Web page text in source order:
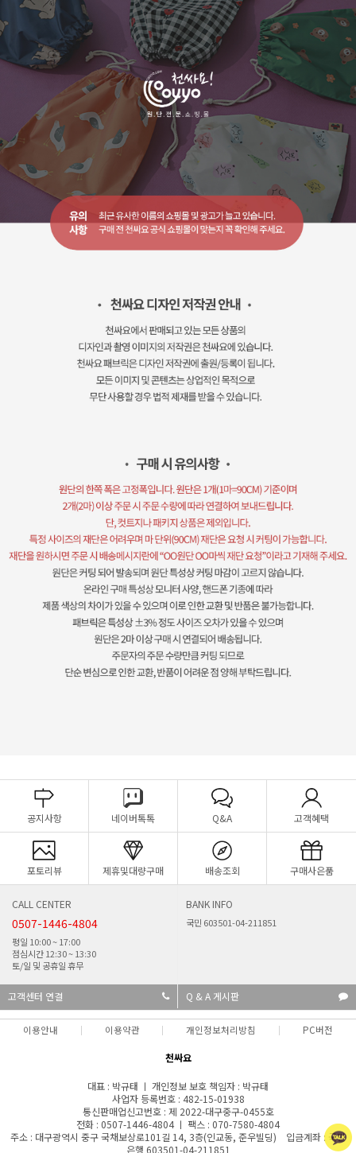
공지사항 네이버톡톡 Q&A 고객혜택
포토리뷰 제휴및대량구매 배송조회 구매사은품
CALL CENTER
0507-1446-4804
평일 10:00 ~ 17:00
점심시간 12:30 ~ 13:30
토/일 및 공휴일 휴무
BANK INFO
국민 603501-04-211851
고객센터 연결 Q & A 게시판
이용안내 이용약관 개인정보처리방침 PC버전
천싸요
대표 : 박규태 ㅣ 개인정보 보호 책임자 : 박규태
사업자 등록번호 : 482-15-01938
통신판매업신고번호 : 제 2022-대구중구-0455호
전화 : 0507-1446-4804 ㅣ 팩스 : 070-7580-4804
주소 : 대구광역시 중구 국채보상로101길 14, 3층(인교동, 준우빌딩) 입금계좌 : 국민
은행 603501-04-211851